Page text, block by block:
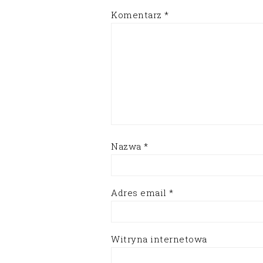
Komentarz *
Nazwa *
Adres email *
Witryna internetowa